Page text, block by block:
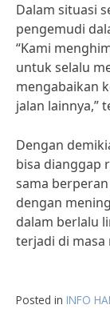
Dalam situasi
pengemudi
“Kami
untuk selalu
mengabaikan
jalan lainnya,”
Dengan
bisa dianggap
sama
dengan
dalam berlalu
terjadi di masa
Posted in INFO